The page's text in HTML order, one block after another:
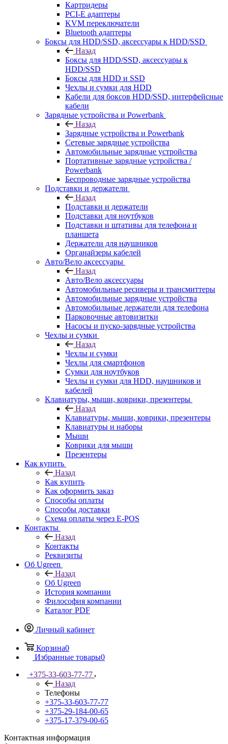
Картридеры
PCI-E адаптеры
KVM переключатели
Bluetooth адаптеры
Боксы для HDD/SSD, аксессуары к HDD/SSD
Назад
Боксы для HDD/SSD, аксессуары к
HDD/SSD
Боксы для HDD и SSD
Чехлы и сумки для HDD
Кабели для боксов HDD/SSD, интерфейсные
кабели
Зарядные устройства и Powerbank
Назад
Зарядные устройства и Powerbank
Сетевые зарядные устройства
Автомобильные зарядные устройства
Портативные зарядные устройства /
Powerbank
Беспроводные зарядные устройства
Подставки и держатели
Назад
Подставки и держатели
Подставки для ноутбуков
Подставки и штативы для телефона и
планшета
Держатели для наушников
Органайзеры кабелей
Авто/Вело аксессуары
Назад
Авто/Вело аксессуары
Автомобильные ресиверы и трансмиттеры
Автомобильные зарядные устройства
Автомобильные держатели для телефона
Парковочные автовизитки
Насосы и пуско-зарядные устройства
Чехлы и сумки
Назад
Чехлы и сумки
Чехлы для смартфонов
Сумки для ноутбуков
Чехлы и сумки для HDD, наушников и
кабелей
Клавиатуры, мыши, коврики, презентеры
Назад
Клавиатуры, мыши, коврики, презентеры
Клавиатуры и наборы
Мыши
Коврики для мыши
Презентеры
Как купить
Назад
Как купить
Как оформить заказ
Способы оплаты
Способы доставки
Схема оплаты через E-POS
Контакты
Назад
Контакты
Реквизиты
Об Ugreen
Назад
Об Ugreen
История компании
Философия компании
Каталог PDF
Личный кабинет
Корзина0
Избранные товары0
+375-33-603-77-77
Назад
Телефоны
+375-33-603-77-77
+375-29-184-00-65
+375-17-379-00-65
Контактная информация